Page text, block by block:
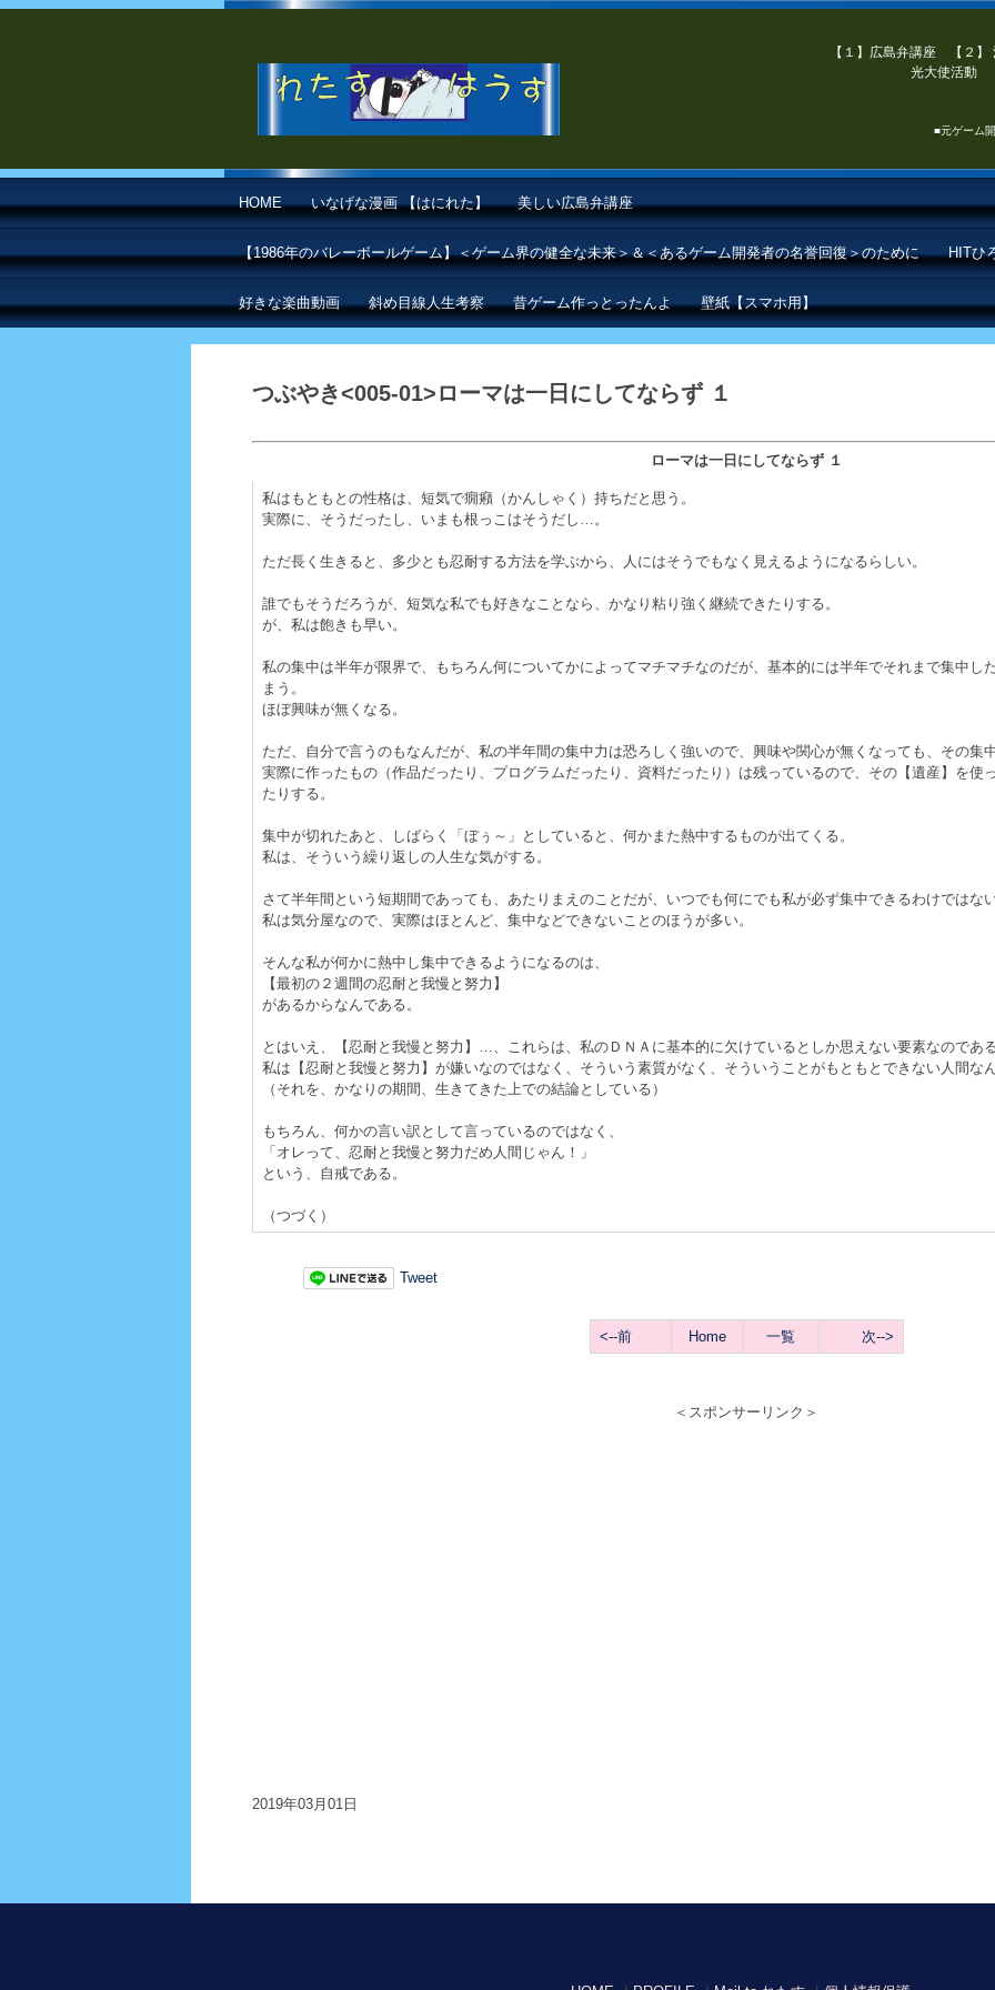
【１】広島弁講座 【２
光大使活動
■元ゲーム
HOME いなげな漫画 【はにれた】 美しい広島弁講座
【1986年のバレーボールゲーム】＜ゲーム界の健全な未来＞＆＜あるゲーム開発者の名誉回復＞のために HITひ
好きな楽曲動画 斜め目線人生考察 昔ゲーム作っとったんよ 壁紙【スマホ用】
つぶやき<005-01>ローマは一日にしてならず １
ローマは一日にしてならず １
私はもともとの性格は、短気で癇癪（かんしゃく）持ちだと思う。
実際に、そうだったし、いまも根っこはそうだし…。
ただ長く生きると、多少とも忍耐する方法を学ぶから、人にはそうでもなく見えるようになるらしい。
誰でもそうだろうが、短気な私でも好きなことなら、かなり粘り強く継続できたりする。
が、私は飽きも早い。
私の集中は半年が限界で、もちろん何についてかによってマチマチなのだが、基本的には半年でそれまで集中し
まう。
ほぼ興味が無くなる。
ただ、自分で言うのもなんだが、私の半年間の集中力は恐ろしく強いので、興味や関心が無くなっても、その集
実際に作ったもの（作品だったり、プログラムだったり、資料だったり）は残っているので、その【遺産】を使
たりする。
集中が切れたあと、しばらく「ぼぅ～」としていると、何かまた熱中するものが出てくる。
私は、そういう繰り返しの人生な気がする。
さて半年間という短期間であっても、あたりまえのことだが、いつでも何にでも私が必ず集中できるわけではない
私は気分屋なので、実際はほとんど、集中などできないことのほうが多い。
そんな私が何かに熱中し集中できるようになるのは、
【最初の２週間の忍耐と我慢と努力】
があるからなんである。
とはいえ、【忍耐と我慢と努力】…、これらは、私のＤＮＡに基本的に欠けているとしか思えない要素なのである
私は【忍耐と我慢と努力】が嫌いなのではなく、そういう素質がなく、そういうことがもともとできない人間なん
（それを、かなりの期間、生きてきた上での結論としている）
もちろん、何かの言い訳として言っているのではなく、
「オレって、忍耐と我慢と努力だめ人間じゃん！」
という、自戒である。
（つづく）
Tweet
<--前 Home 一覧 次-->
＜スポンサーリンク＞
2019年03月01日